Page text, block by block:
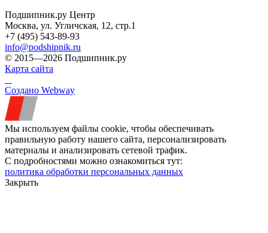
Подшипник.ру Центр
Москва, ул. Угличская, 12, стр.1
+7 (495) 543-89-93
info@podshipnik.ru
© 2015—2026 Подшипник.ру
Карта сайта
Создано Webway
Мы используем файлы cookie, чтобы обеспечивать
правильную работу нашего сайта, персонализировать
материалы и анализировать сетевой трафик.
С подробностями можно ознакомиться тут:
политика обработки персональных данных
Закрыть